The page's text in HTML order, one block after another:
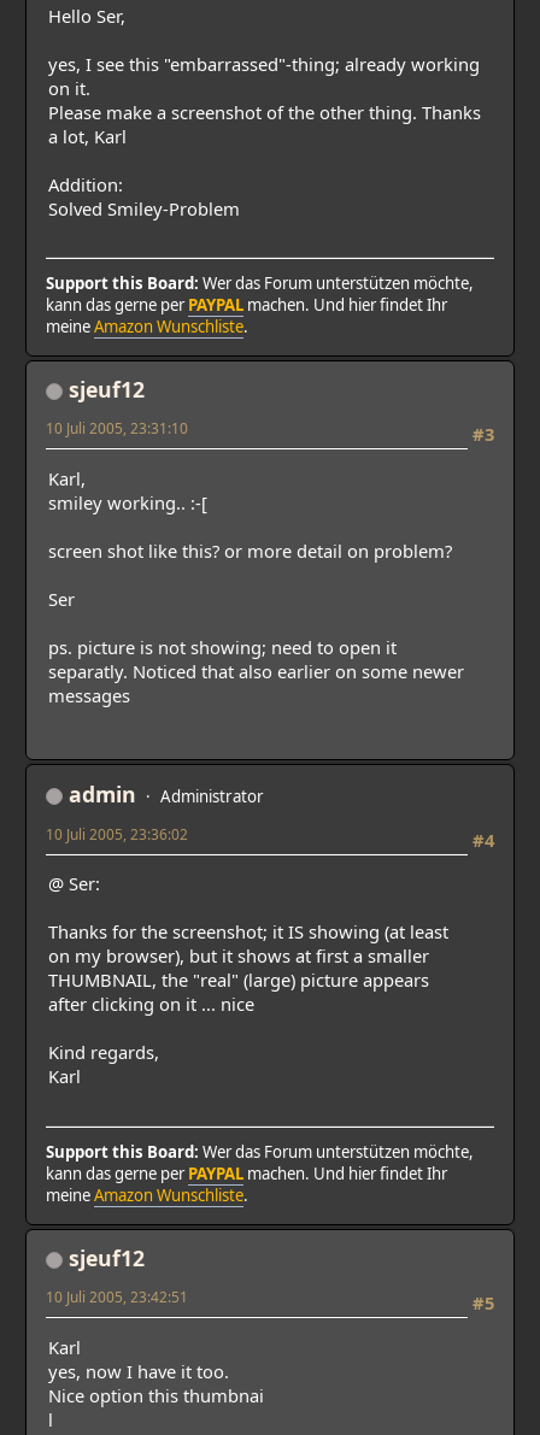
Hello Ser,
yes, I see this "embarrassed"-thing; already working
on it.
Please make a screenshot of the other thing. Thanks
a lot, Karl
Addition:
Solved Smiley-Problem
Support this Board: Wer das Forum unterstützen möchte,
kann das gerne perPAYPAL machen. Und hier findet Ihr
meineAmazon Wunschliste.
sjeuf12
#3
10 Juli 2005, 23:31:10
Karl,
smiley working.. :-[
screen shot like this? or more detail on problem?
Ser
ps. picture is not showing; need to open it
separatly. Noticed that also earlier on some newer
messages
admin Administrator
#4
10 Juli 2005, 23:36:02
@ Ser:
Thanks for the screenshot; it IS showing (at least
on my browser), but it shows at first a smaller
THUMBNAIL, the "real" (large) picture appears
after clicking on it ... nice
Kind regards,
Karl
Support this Board: Wer das Forum unterstützen möchte,
kann das gerne perPAYPAL machen. Und hier findet Ihr
meineAmazon Wunschliste.
sjeuf12
#5
10 Juli 2005, 23:42:51
Karl
yes, now I have it too.
Nice option this thumbnai
l